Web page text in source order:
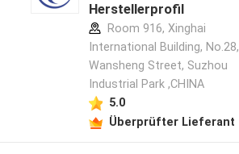
Herstellerprofil
Room 916, Xinghai
International Building, No.28,
Wansheng Street, Suzhou
Industrial Park ,CHINA
5.0
Überprüfter Lieferant